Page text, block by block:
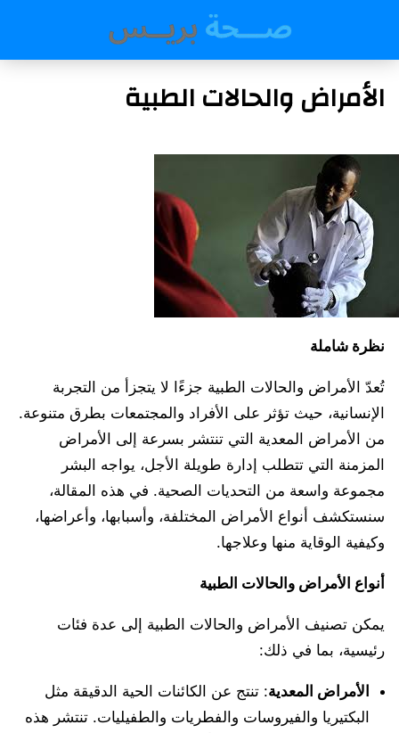
الأمراض والحالات الطبية
نظرة شاملة
تُعدّ الأمراض والحالات الطبية جزءًا لا يتجزأ من التجربة
الإنسانية، حيث تؤثر على الأفراد والمجتمعات بطرق متنوعة.
من الأمراض المعدية التي تنتشر بسرعة إلى الأمراض
المزمنة التي تتطلب إدارة طويلة الأجل، يواجه البشر
مجموعة واسعة من التحديات الصحية. في هذه المقالة،
سنستكشف أنواع الأمراض المختلفة، وأسبابها، وأعراضها،
وكيفية الوقاية منها وعلاجها.
أنواع الأمراض والحالات الطبية
يمكن تصنيف الأمراض والحالات الطبية إلى عدة فئات
رئيسية، بما في ذلك:
الأمراض المعدية: تنتج عن الكائنات الحية الدقيقة مثل
البكتيريا والفيروسات والفطريات والطفيليات. تنتشر هذه